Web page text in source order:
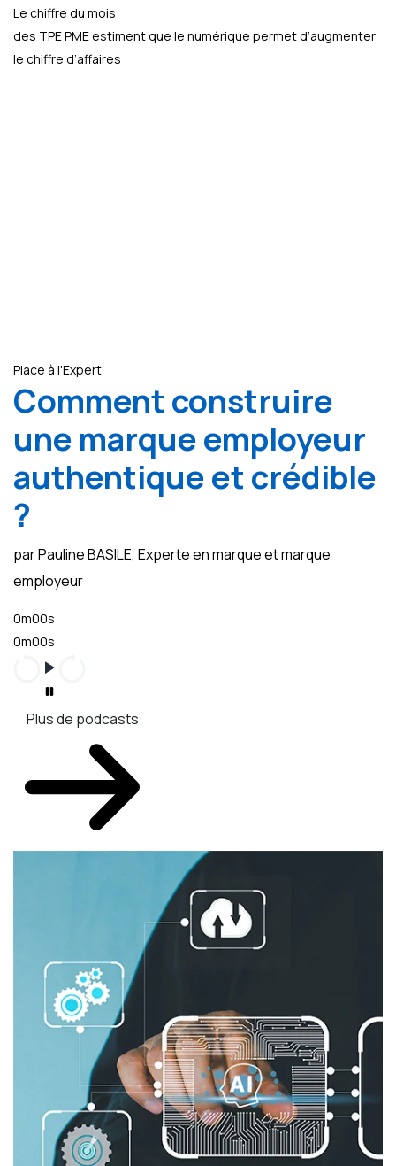
Le chiffre du mois
des TPE PME estiment que le numérique permet d’augmenter
le chiffre d’affaires
Place à l'Expert
Comment construire
une marque employeur
authentique et crédible
?
par Pauline BASILE, Experte en marque et marque
employeur
0m00s
0m00s
Plus de podcasts